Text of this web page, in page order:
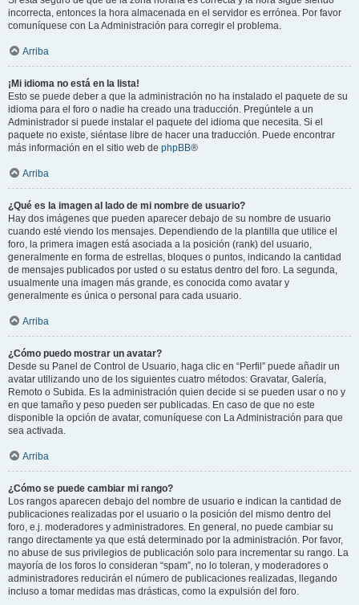
incorrecta, entonces la hora almacenada en el servidor es errónea. Por favor
comuníquese con La Administración para corregir el problema.
Arriba
¡Mi idioma no está en la lista!
Esto se puede deber a que la administración no ha instalado el paquete de su
idioma para el foro o nadie ha creado una traducción. Pregúntele a un
Administrador si puede instalar el paquete del idioma que necesita. Si el
paquete no existe, siéntase libre de hacer una traducción. Puede encontrar
más información en el sitio web de phpBB®
Arriba
¿Qué es la imagen al lado de mi nombre de usuario?
Hay dos imágenes que pueden aparecer debajo de su nombre de usuario
cuando esté viendo los mensajes. Dependiendo de la plantilla que utilice el
foro, la primera imagen está asociada a la posición (rank) del usuario,
generalmente en forma de estrellas, bloques o puntos, indicando la cantidad
de mensajes publicados por usted o su estatus dentro del foro. La segunda,
usualmente una imagen más grande, es conocida como avatar y
generalmente es única o personal para cada usuario.
Arriba
¿Cómo puedo mostrar un avatar?
Desde su Panel de Control de Usuario, haga clic en “Perfil” puede añadir un
avatar utilizando uno de los siguientes cuatro métodos: Gravatar, Galería,
Remoto o Subida. Es la administración quien decide si se pueden usar o no y
en que tamaño y peso pueden ser publicadas. En caso de que no este
disponible la opción de avatar, comuníquese con La Administración para que
sea activada.
Arriba
¿Cómo se puede cambiar mi rango?
Los rangos aparecen debajo del nombre de usuario e indican la cantidad de
publicaciones realizadas por el usuario o la posición del mismo dentro del
foro, e.j. moderadores y administradores. En general, no puede cambiar su
rango directamente ya que está determinado por la administración. Por favor,
no abuse de sus privilegios de publicación solo para incrementar su rango. La
mayoría de los foros lo consideran “spam”, no lo toleran, y moderadores o
administradores reducirán el número de publicaciones realizadas, llegando
incluso a tomar medidas mas drásticas, como la expulsión del foro.